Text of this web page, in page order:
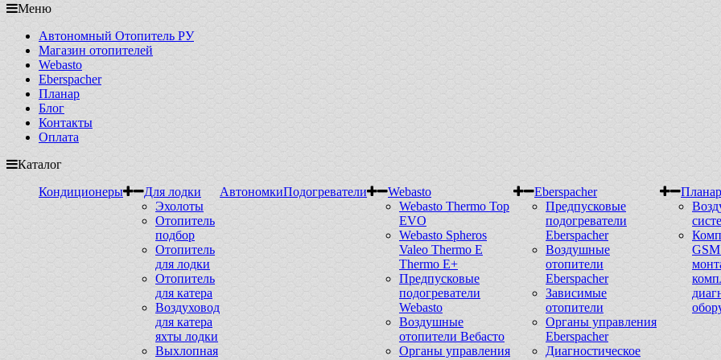
Меню
Автономный Отопитель РУ
Магазин отопителей
Webasto
Eberspacher
Планар
Блог
Контакты
Оплата
Каталог
Кондиционеры
Для лодки
Эхолоты
Отопитель
подбор
Отопитель
для лодки
Отопитель
для катера
Воздуховод
для катера
яхты лодки
Выхлопная
АвтономкиПодогреватели
Webasto
Webasto Thermo Top
EVO
Webasto Spheros
Valeo Thermo E
Thermo E+
Предпусковые
подогреватели
Webasto
Воздушные
отопители Вебасто
Органы управления
Eberspacher
Предпусковые
подогреватели
Eberspacher
Воздушные
отопители
Eberspacher
Зависимые
отопители
Органы управления
Eberspacher
Диагностическое
Планар